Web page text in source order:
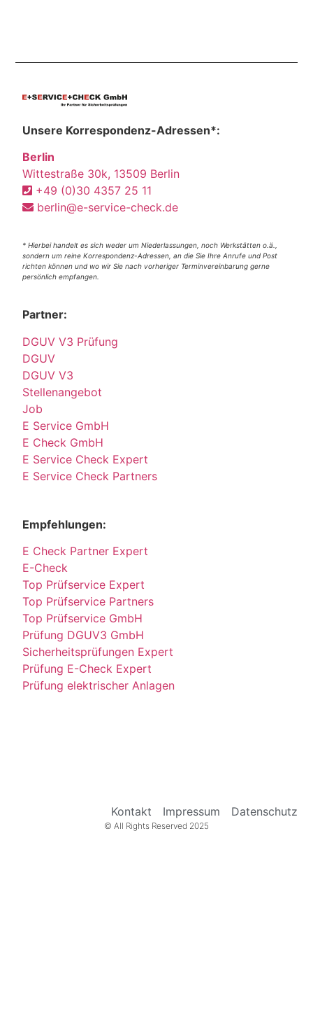
Unsere Korrespondenz-Adressen*:
Berlin
Wittestraße 30k, 13509 Berlin
+49 (0)30 4357 25 11
berlin@e-service-check.de
* Hierbei handelt es sich weder um Niederlassungen, noch Werkstätten o.ä.,
sondern um reine Korrespondenz-Adressen, an die Sie Ihre Anrufe und Post
richten können und wo wir Sie nach vorheriger Terminvereinbarung gerne
persönlich empfangen.
Partner:
DGUV V3 Prüfung
DGUV
DGUV V3
Stellenangebot
Job
E Service GmbH
E Check GmbH
E Service Check Expert
E Service Check Partners
Empfehlungen:
E Check Partner Expert
E-Check
Top Prüfservice Expert
Top Prüfservice Partners
Top Prüfservice GmbH
Prüfung DGUV3 GmbH
Sicherheitsprüfungen Expert
Prüfung E-Check Expert
Prüfung elektrischer Anlagen
Kontakt Impressum Datenschutz
© All Rights Reserved 2025